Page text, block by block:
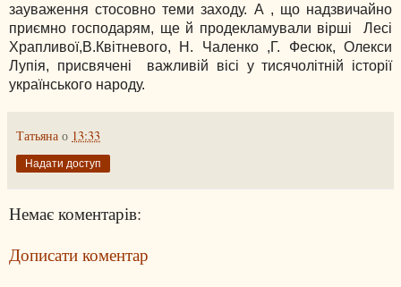
зауваження стосовно теми заходу. А , що надзвичайно
приємно господарям, ще й продекламували вірші Лесі
Храпливої,В.Квітневого, Н. Чаленко ,Г. Фесюк, Олекси
Лупія, присвячені важливій вісі у тисячолітній історії
українського народу.
Татьяна о 13:33
Надати доступ
Немає коментарів:
Дописати коментар